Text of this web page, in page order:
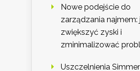
Nowe podejście do
zarządzania najmem:
zwiększyć zyski i
zminimalizować
Uszczelnienia